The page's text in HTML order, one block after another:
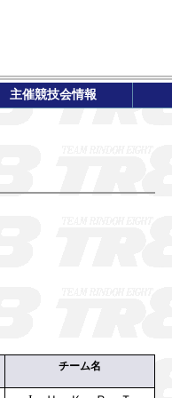
主催競技会情報
チーム名